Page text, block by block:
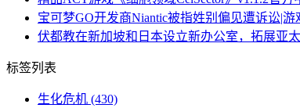
宝可梦GO开发商Niantic被指姓别偏见遭诉讼|
伏都教在新加坡和日本设立新办公室，拓展亚
标签列表
生化危机 (430)